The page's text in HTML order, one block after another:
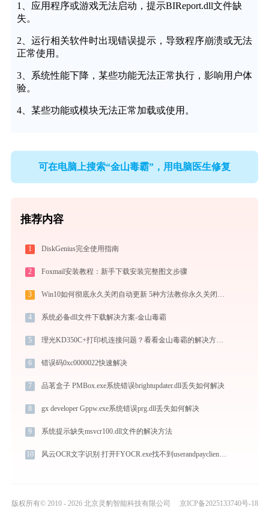
1、应用程序或游戏无法启动，提示BIReport.dll文件缺
失。
2、运行相关软件时出现错误提示，导致程序崩溃或无法
正常使用。
3、系统性能下降，某些功能无法正常执行，影响用户体
验。
4、某些功能或模块无法正常加载或使用。
可在电脑上搜索“金山毒霸”，用电脑医生修复
推荐内容
1 DiskGenius完全使用指南
2 Foxmail安装教程：新手下载安装完整图文步骤
3 Win10如何彻底永久关闭自动更新 5种方法教你永久关闭win10自动更新
4 系统必备dll文件下载解决方案-金山毒霸
5 理光KD350C+打印机连接问题？看看金山毒霸的解决方案！
6 错误码0xc0000022快速解决
7 品茗盒子 PMBox.exe系统错误brightupdater.dll丢失如何解决
8 gx developer Gppw.exe系统错误prg.dll丢失如何解决
9 系统提示缺失msvcr100.dll文件的解决方法
10 风云OCR文字识别 打开FYOCR.exe找不到userandpayclient.dll怎么办
版权所有© 2010 - 2026 北京灵豹智能科技有限公司 京ICP备2025133740号-18